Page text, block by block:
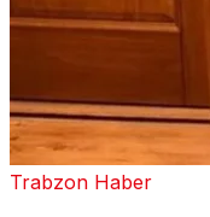
Trabzon Haber